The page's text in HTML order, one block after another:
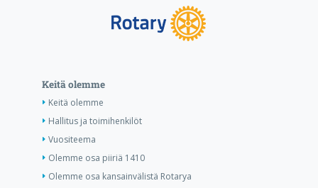
Keitä olemme
Keitä olemme
Hallitus ja toimihenkilöt
Vuositeema
Olemme osa piiriä 1410
Olemme osa kansainvälistä Rotarya